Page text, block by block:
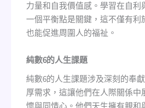
力量和自我價值感。學習在自利
一個平衡點是關鍵，這不僅有利
也能促進周圍人的福祉。
純數6的人生課題
純數6的人生課題涉及深刻的奉
厚需求，這讓他們在人際關係中